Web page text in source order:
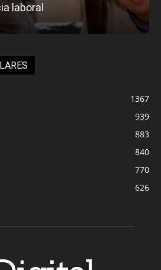
laboral
1367
939
883
840
770
626